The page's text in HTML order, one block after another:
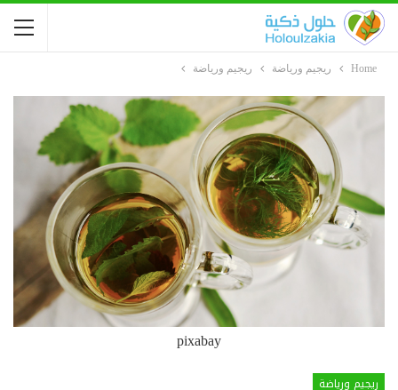
Home ريجيم ورياضة ريجيم ورياضة
pixabay
ريجيم ورياضة